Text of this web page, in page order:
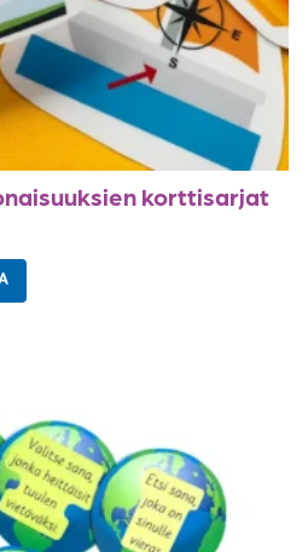
korttisarjat